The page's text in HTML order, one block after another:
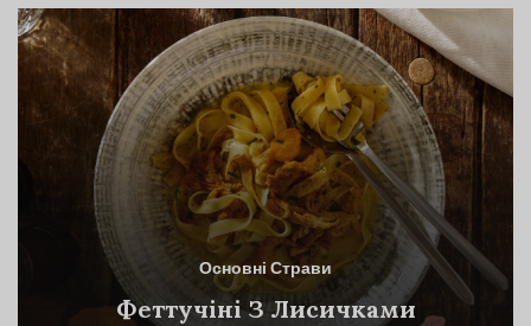
Основні Страви
Феттучіні З Лисичками